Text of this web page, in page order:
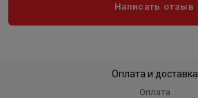
Написать отзыв
Оплата и доставка
Оплата